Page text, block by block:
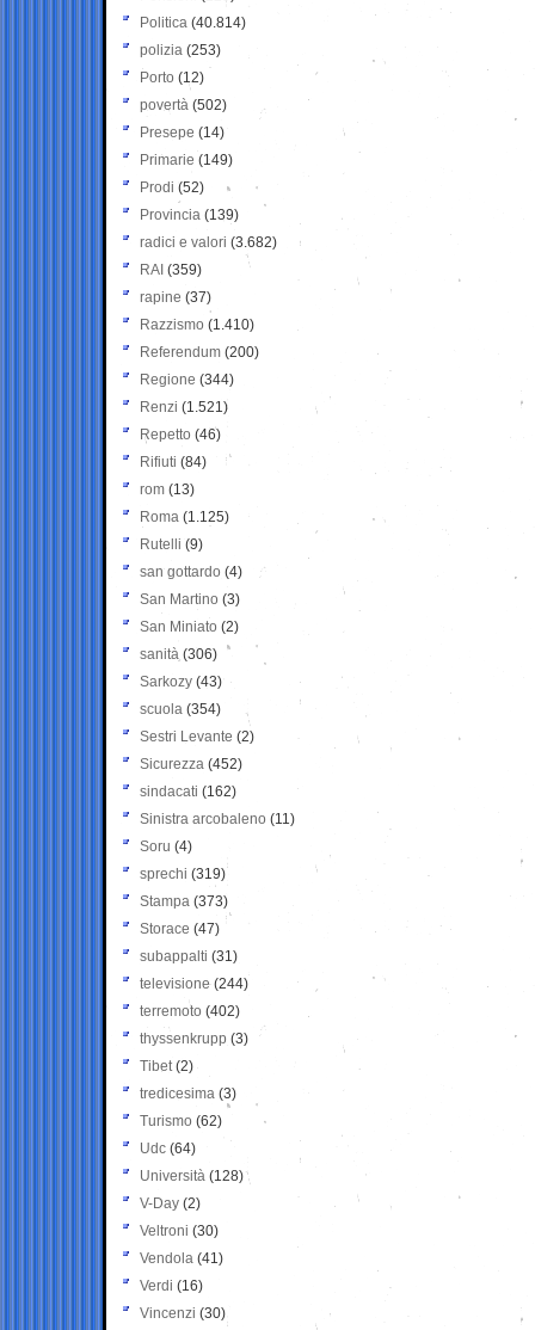
Politica (40.814)
polizia (253)
Porto (12)
povertà (502)
Presepe (14)
Primarie (149)
Prodi (52)
Provincia (139)
radici e valori (3.682)
RAI (359)
rapine (37)
Razzismo (1.410)
Referendum (200)
Regione (344)
Renzi (1.521)
Repetto (46)
Rifiuti (84)
rom (13)
Roma (1.125)
Rutelli (9)
san gottardo (4)
San Martino (3)
San Miniato (2)
sanità (306)
Sarkozy (43)
scuola (354)
Sestri Levante (2)
Sicurezza (452)
sindacati (162)
Sinistra arcobaleno (11)
Soru (4)
sprechi (319)
Stampa (373)
Storace (47)
subappalti (31)
televisione(244)
terremoto (402)
thyssenkrupp (3)
Tibet(2)
tredicesima (3)
Turismo (62)
Udc (64)
Università (128)
V-Day (2)
Veltroni (30)
Vendola (41)
Verdi (16)
Vincenzi (30)